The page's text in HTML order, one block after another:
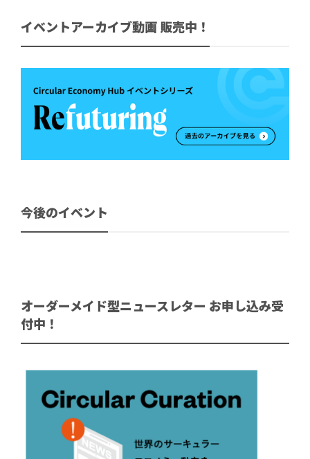
イベントアーカイブ動画 販売中！
今後のイベント
オーダーメイド型ニュースレター お申し込み受
付中！